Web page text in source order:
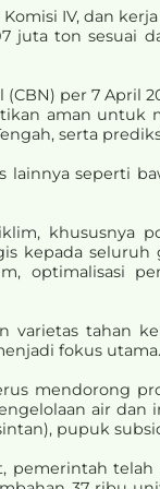
IV, dan
ton sesuai
(CBN) per 7
aman
serta
lainnya seperti
khususnya
kepada
optimalisasi
varietas tahan
fokus utama.
mendorong
air
pupuk
telah